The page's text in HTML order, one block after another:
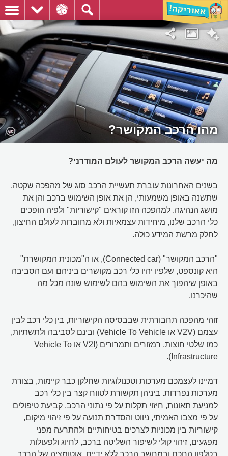
מהו הרכב המקושר?
מה יעשה הרכב המקושר לעולם המודרני?
בשנים האחרונות עוברת תעשיית הרכב סוג של מהפכה שקטה,
שתשנה באופן משמעותי, הן את אופן השימוש ברכב והן את
מושג הנהיגה. למהפכה הזו קוראים "קישוריות" ולפיה הופכים
כלי הרכב שלנו, מיחידות עצמאיות ולא מחוברות לעולם החיצון,
לחלק מרשת המידע כולה.
"הרכב המקושר" (Connected car), או ה"מכונית המקושרת"
היא קונספט, שלפיו יהיו כלי רכב מקושרים ביניהם ועם הסביבה
באופן שיהפוך את השימוש בהם לשימוש שונה מכל מה
שהיכרנו.
זוהי מהפכה תחבורתית שבבסיסה הקישוריות, בין כלי רכב לבין
עצמם (V2V או Vehicle To Vehicle) ובינם לסביבה ולתשתיות,
כמו שלטי חוצות, רמזורים ותמרורים (V2I או Vehicle To
Infrastructure).
דמיינו לעצמכם מערכות וטכנולוגיות שחלקן כבר קיימות, בצורת
מערכות נפרדות. ביניהן תקשורת לטווח קצר בין כלי רכב
למניעת תאונות, חיזוי תקלות על פי נתוני הרכב, קביעת טיפולים
על פי מצבו האמיתי, ניווט והסדרת תנועה על פי זיהוי מיקום,
קישוריות בין מכוניות לצרכים בטיחותיים ולהתרעה מפני
מפגעים, זיהוי קולי לשיפור השליטה ברכב, לחיוג ולפעולות
בטלפון החכם ובמחשב הרכב ללא ידיים, אוטומציה של הרכב